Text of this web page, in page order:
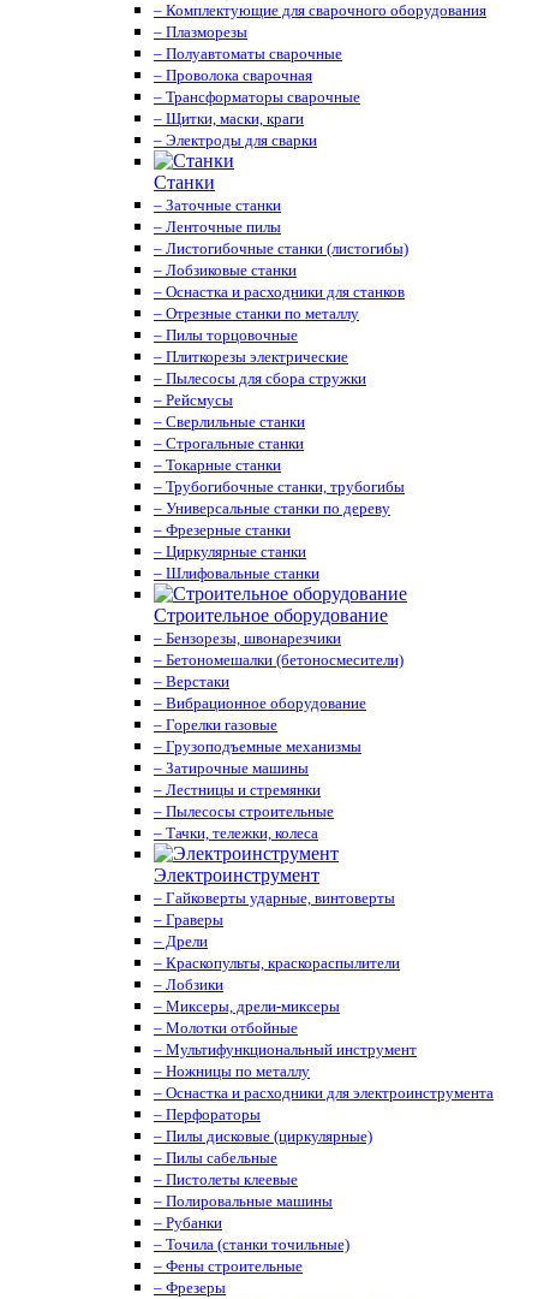
– Комплектующие для сварочного оборудования
– Плазморезы
– Полуавтоматы сварочные
– Проволока сварочная
– Трансформаторы сварочные
– Щитки, маски, краги
– Электроды для сварки
Станки
– Заточные станки
– Ленточные пилы
– Листогибочные станки (листогибы)
– Лобзиковые станки
– Оснастка и расходники для станков
– Отрезные станки по металлу
– Пилы торцовочные
– Плиткорезы электрические
– Пылесосы для сбора стружки
– Рейсмусы
– Сверлильные станки
– Строгальные станки
– Токарные станки
– Трубогибочные станки, трубогибы
– Универсальные станки по дереву
– Фрезерные станки
– Циркулярные станки
– Шлифовальные станки
Строительное оборудование
– Бензорезы, швонарезчики
– Бетономешалки (бетоносмесители)
– Верстаки
– Вибрационное оборудование
– Горелки газовые
– Грузоподъемные механизмы
– Затирочные машины
– Лестницы и стремянки
– Пылесосы строительные
– Тачки, тележки, колеса
Электроинструмент
– Гайковерты ударные, винтоверты
– Граверы
– Дрели
– Краскопульты, краскораспылители
– Лобзики
– Миксеры, дрели-миксеры
– Молотки отбойные
– Мультифункциональный инструмент
– Ножницы по металлу
– Оснастка и расходники для электроинструмента
– Перфораторы
– Пилы дисковые (циркулярные)
– Пилы сабельные
– Пистолеты клеевые
– Полировальные машины
– Рубанки
– Точила (станки точильные)
– Фены строительные
– Фрезеры